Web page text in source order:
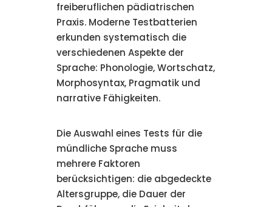
freiberuflichen pädiatrischen
Praxis. Moderne Testbatterien
erkunden systematisch die
verschiedenen Aspekte der
Sprache: Phonologie, Wortschatz,
Morphosyntax, Pragmatik und
narrative Fähigkeiten.
Die Auswahl eines Tests für die
mündliche Sprache muss
mehrere Faktoren
berücksichtigen: die abgedeckte
Altersgruppe, die Dauer der